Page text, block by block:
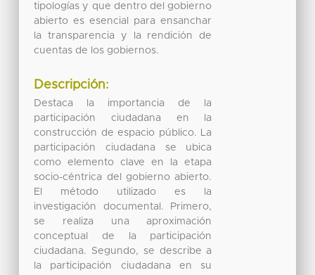
tipologías y que dentro del gobierno
abierto es esencial para ensanchar
la transparencia y la rendición de
cuentas de los gobiernos.
Descripción:
Destaca la importancia de la
participación ciudadana en la
construcción de espacio público. La
participación ciudadana se ubica
como elemento clave en la etapa
socio-céntrica del gobierno abierto.
El método utilizado es la
investigación documental. Primero,
se realiza una aproximación
conceptual de la participación
ciudadana. Segundo, se describe a
la participación ciudadana en su